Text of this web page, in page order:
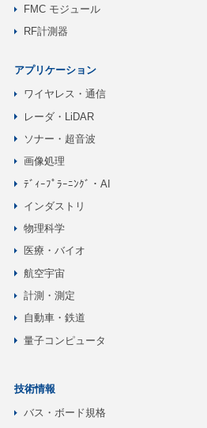
FMC モジュール
RF計測器
アプリケーション
ワイヤレス・通信
レーダ・LiDAR
ソナー・超音波
画像処理
ﾃﾞｨｰﾌﾟﾗｰﾆﾝｸﾞ・AI
インダストリ
物理科学
医療・バイオ
航空宇宙
計測・測定
自動車・鉄道
量子コンピュータ
技術情報
バス・ボード規格